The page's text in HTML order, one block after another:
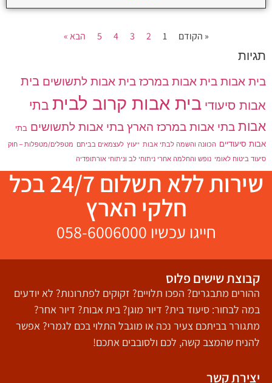
« הקודם 1
2
3
4
5 הבא »
תגיות
בית אבות בית אבות במרכז בית אבות לתשושים בית
אבות סיעודי בית אבות קרוב לבית בתי
אבות בתי אבות במרכז הארץ בתי אבות לתשושים בתי
אבות סיעודיים הכוונה והשמה לבתי אבות ייעוץ לעצמאים בביתם מטפלים/מטפלות – חוק
סיעוד ביטוח לאומי נופש והחלמה אחרי ניתוחי לב וניתוחי אורתופדיה
שירות ללא תשלום 24/7 בכל
חלקי הארץ
חייגו עכשיו 058-6006000
קבוצת שישים פלוס
ההורים מתבגרים? הפכו תלויים? זקוקים לפתרונות? לא יודעים
במה לבחור: סיעוד בית? דיור מוגן? בית אבות? דיור אחר?
מתגורר בביתכם צעיר נכה או מוגבל התלוי בכם לגמרי? אפשר
להניח שהמצב קשה, לכם ולסובבים אתכם!
יצירת קשר